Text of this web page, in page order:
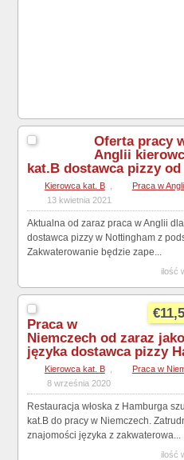
Oferta pracy
Anglii
kat.B dostawca pizzy
Kierowca kat. B Praca w
13 kwietnia 2021
Aktualna od zaraz praca w Anglii
dostawca pizzy w Nottingham z
Zakwaterowanie będzie zape...
ilość
Praca w
Niemczech od zaraz
języka dostawca pizzy
Kierowca kat. B Praca w
8 września 2020
Restauracja włoska z Hamburga
kat.B do pracy w Niemczech.
znajomości języka z zakwaterowa...
ilość